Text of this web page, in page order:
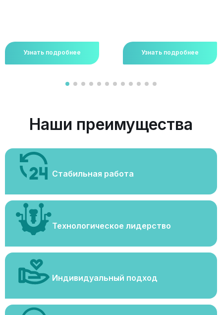
Узнать подробнее Узнать подробнее
Наши преимущества
Стабильная работа
Технологическое лидерство
Индивидуальный подход